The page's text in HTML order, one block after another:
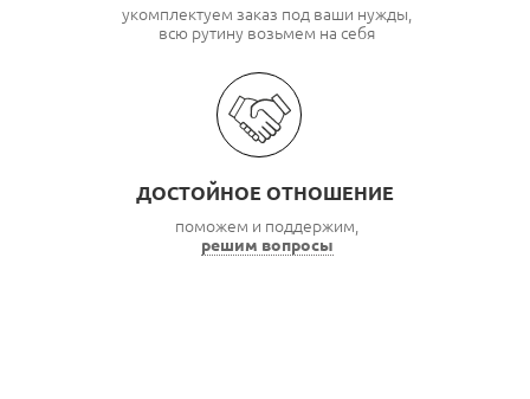
укомплектуем заказ под ваши нужды,
всю рутину возьмем на себя
ДОСТОЙНОЕ ОТНОШЕНИЕ
поможем и поддержим,
решим вопросы